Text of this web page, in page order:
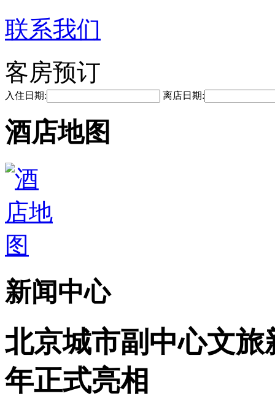
联系我们
客房预订
入住日期: 离店日期:
酒店地图
新闻中心
北京城市副中心文
年正式亮相